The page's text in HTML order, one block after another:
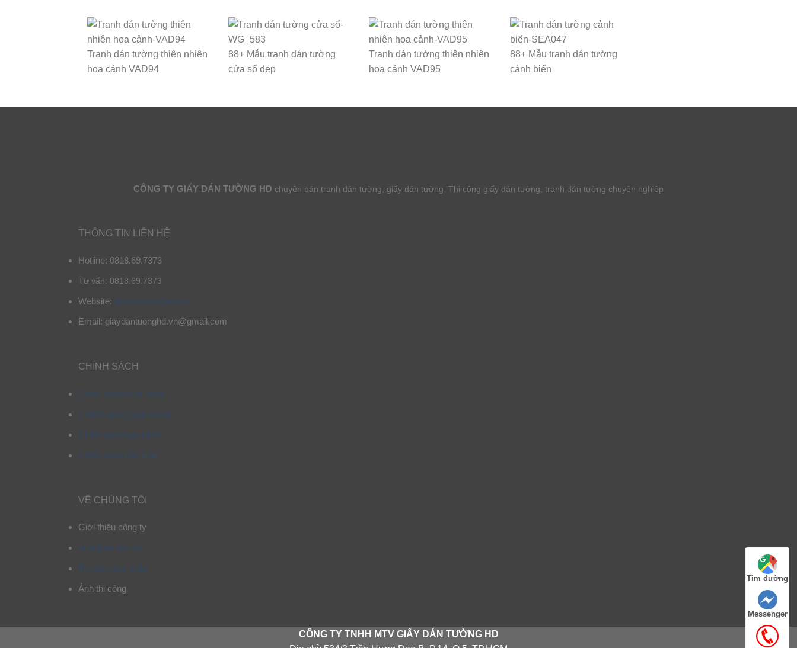
Tranh dán tường thiên nhiên
hoa cảnh VAD94
88+ Mẫu tranh dán tường
cửa sổ đẹp
Tranh dán tường thiên nhiên
hoa cảnh VAD95
88+ Mẫu tranh dán tường
cảnh biển
CÔNG TY GIẤY DÁN TƯỜNG HD chuyên bán tranh dán tường, giấy dán tường. Thi công giấy dán tường, tranh dán tường chuyên nghiệp
THÔNG TIN LIÊN HỆ
Hotline: 0818.69.7373
Tư vấn: 0818.69.7373
Website: giaydantuonghd.vn
Email: giaydantuonghd.vn@gmail.com
CHÍNH SÁCH
Chính sách mua hàng
Chính sách giao hàng
Chính sách bảo hành
Chính sách bảo mật
VỀ CHÚNG TÔI
Giới thiệu công ty
Thông tin liên hệ
Tư vấn chọn mẫu
Ảnh thi công
CÔNG TY TNHH MTV GIẤY DÁN TƯỜNG HD
Tìm đường
Messenger